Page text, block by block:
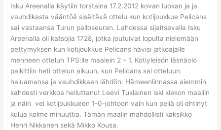
Isku Areenalla käytiin torstaina 17.2.2012 kovan luokan ja ja
vauhdikasta vääntöä sisältävä ottelu kun kotijoukkue Pelicans
sai vastaansa Turun palloseuran. Lahdessa sijaitsevalla Isku
Areenalla oli katsojia 1728, jotka joutuivat lopulta nielemään
pettymyksen kun kotijoukkue Pelicans hävisi jatkoajalle
menneen ottelun TPS:lle maalein 2 – 1. Kotiyleisön läsnäolo
palkittiin heti ottelun alkuun, kun Pelicans sai otteluun
haluamansa ja vauhdikkaan lähdön. Hämeenlinnassa aiemmin
kahdesti verkkoa heiluttanut Leevi Tukiainen iski kiekon maaliin
ja näin vei kotijoukkueen 1-0-johtoon vain kun peliä oli ehtinyt
kulua kolme minuuttia. Tämän maalin mahdollisti kaksikko
Henri Nikkanen sekä Mikko Kousa.